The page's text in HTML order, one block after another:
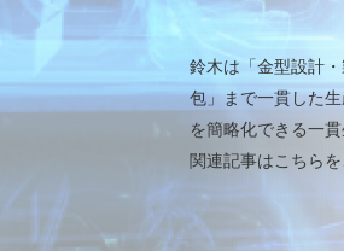
鈴木は「金型設計
包」まで一貫した
を簡略化できる一
関連記事はこちら